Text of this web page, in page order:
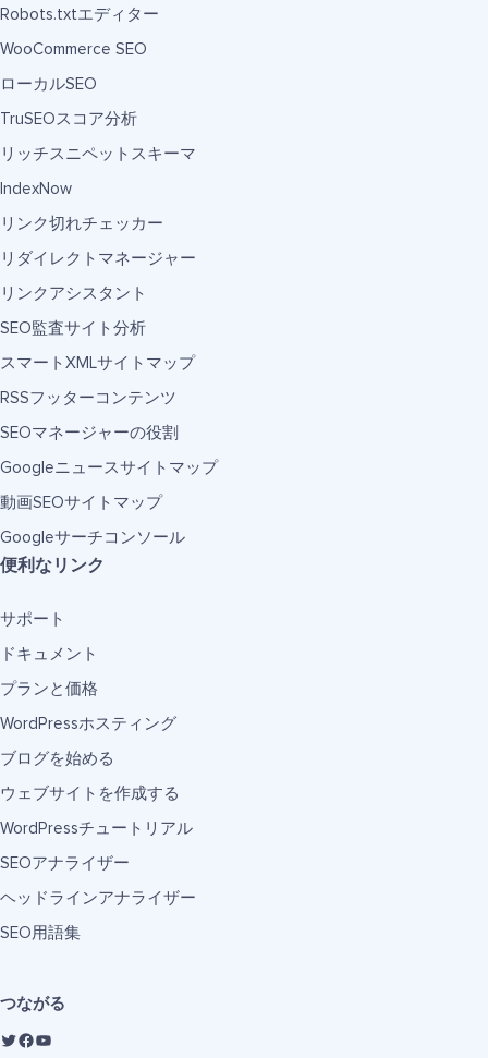
Robots.txtエディター
WooCommerce SEO
ローカルSEO
TruSEOスコア分析
リッチスニペットスキーマ
IndexNow
リンク切れチェッカー
リダイレクトマネージャー
リンクアシスタント
SEO監査サイト分析
スマートXMLサイトマップ
RSSフッターコンテンツ
SEOマネージャーの役割
Googleニュースサイトマップ
動画SEOサイトマップ
Googleサーチコンソール
便利なリンク
サポート
ドキュメント
プランと価格
WordPressホスティング
ブログを始める
ウェブサイトを作成する
WordPressチュートリアル
SEOアナライザー
ヘッドラインアナライザー
SEO用語集
つながる